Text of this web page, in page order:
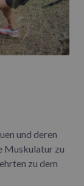
und deren
Muskulatur zu
zu dem